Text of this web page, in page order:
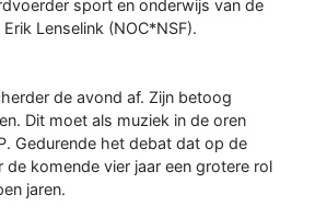
sport en onderwijs van de
Lenselink (NOC*NSF).
de avond af. Zijn betoog
Dit moet als muziek in de oren
Gedurende het debat dat op de
komende vier jaar een grotere rol
jaren.